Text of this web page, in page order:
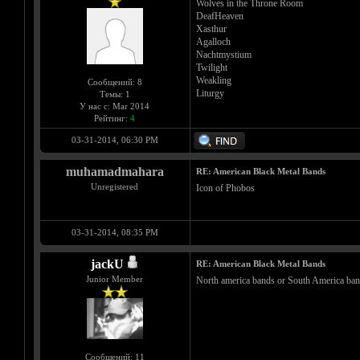
Сообщений: 8
Темы: 1
У нас с: Mar 2014
Рейтинг: 4
Wolves in the Throne Room
DeafHeaven
Xasthur
Agalloch
Nachtmystium
Twilight
Weakling
Liturgy
03-31-2014, 06:30 PM
muhamadmahara
Unregistered
RE: American Black Metal Bands
Icon of Phobos
03-31-2014, 08:35 PM
jackU
Junior Member
Сообщений: 11
RE: American Black Metal Bands
North america bands or South America